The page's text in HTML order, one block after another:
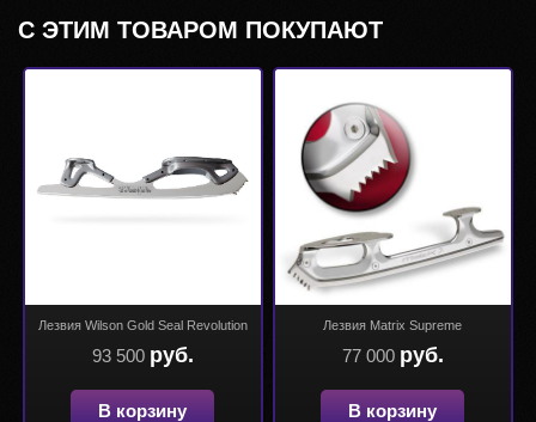
С ЭТИМ ТОВАРОМ ПОКУПАЮТ
Лезвия Wilson Gold Seal Revolution
93 500 руб.
В корзину
Лезвия Matrix Supreme
77 000 руб.
В корзину